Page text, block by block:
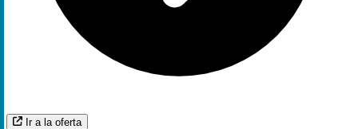
Ir a la oferta